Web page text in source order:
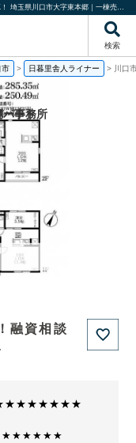
川口市大字東本郷1棟アパート！融資相談受付中！中国語＆EngOK！ 埼玉県川口市大字東本郷｜一棟売りアパート｜投資物件や収益物件｜株式会社リタ不動産
検索
市 > 日暮里舎人ライナー > 川口
融資相談
・事務所
パート
ート